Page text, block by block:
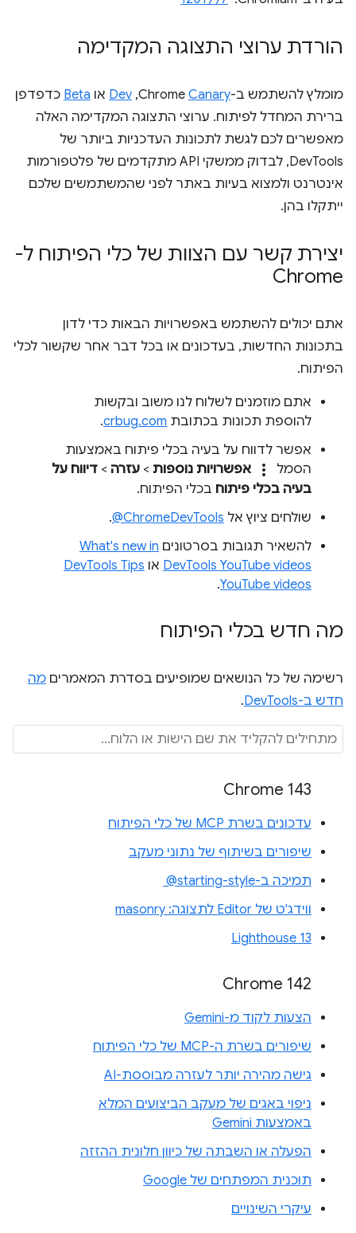
הורדת ערוצי התצוגה המקדימה
מומלץ להשתמש ב-ChromeCanary
,‏
Dev או Beta כדפדפן
ברירת המחדל לפיתוח. ערוצי התצוגה המקדימה האלה
מאפשרים לכם לגשת לתכונות העדכניות ביותר של
DevTools, לבדוק ממשקי API מתקדמים של פלטפורמות
אינטרנט ולמצוא בעיות באתר לפני שהמשתמשים שלכם
ייתקלו בהן.
יצירת קשר עם הצוות של כלי הפיתוח ל-
Chrome
אתם יכולים להשתמש באפשרויות הבאות כדי לדון
בתכונות החדשות, בעדכונים או בכל דבר אחר שקשור לכלי
הפיתוח.
אתם מוזמנים לשלוח לנו משוב ובקשות
להוספת תכונות בכתובת crbug.com
.
אפשר לדווח על בעיה בכלי פיתוח באמצעות
הסמל
more_vert אפשרויות נוספות > עזרה > דיווח על
בעיה בכלי פיתוח בכלי הפיתוח.
שולחים ציוץ אל ‎@ChromeDevTools
.
להשאיר תגובות בסרטונים What's new in
DevTools YouTube videos או DevTools Tips
YouTube videos
.
מה חדש בכלי הפיתוח
רשימה של כל הנושאים שמופיעים בסדרת המאמרים מה
חדש ב-DevTools
.
Chrome 143
עדכונים בשרת MCP של כלי הפיתוח
שיפורים בשיתוף של נתוני מעקב
תמיכה ב-‎ @starting-style
ווידג'ט של Editor לתצוגה: masonry
Lighthouse 13
Chrome 142
הצעות לקוד מ-Gemini
שיפורים בשרת ה-MCP של כלי הפיתוח
גישה מהירה יותר לעזרה מבוססת-AI
ניפוי באגים של מעקב הביצועים המלא
באמצעות Gemini
הפעלה או השבתה של כיוון חלונית ההזזה
תוכנית המפתחים של Google
עיקרי השינויים